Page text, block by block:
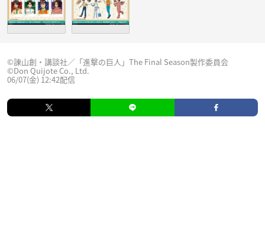
©諫山創・講談社／「進撃の巨人」The Final Season製作委員会
©Don Quijote Co., Ltd.
06/07(金) 12:42配信